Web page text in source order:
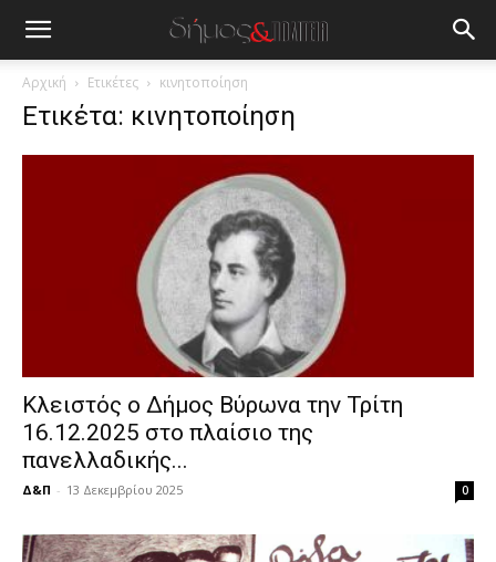
lesbians
very
hot
cam
show. desi
xxx
porn
Αρχική Ετικέτες κινητοποίηση
Ετικέτα: κινητοποίηση
Κλειστός ο Δήμος Βύρωνα την Τρίτη
16.12.2025 στο πλαίσιο της
πανελλαδικής...
Δ&Π - 13 Δεκεμβρίου 2025 0